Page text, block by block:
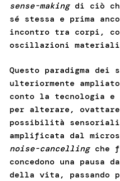
sense-makingdi ciò
sé stessa e prima
incontro tra corpi,
oscillazioni
Questo paradigma dei
ulteriormente
conto la tecnologia e
per alterare,
possibilità
amplificata dal
noise-cancelling che
concedono una pausa
della vita, passando